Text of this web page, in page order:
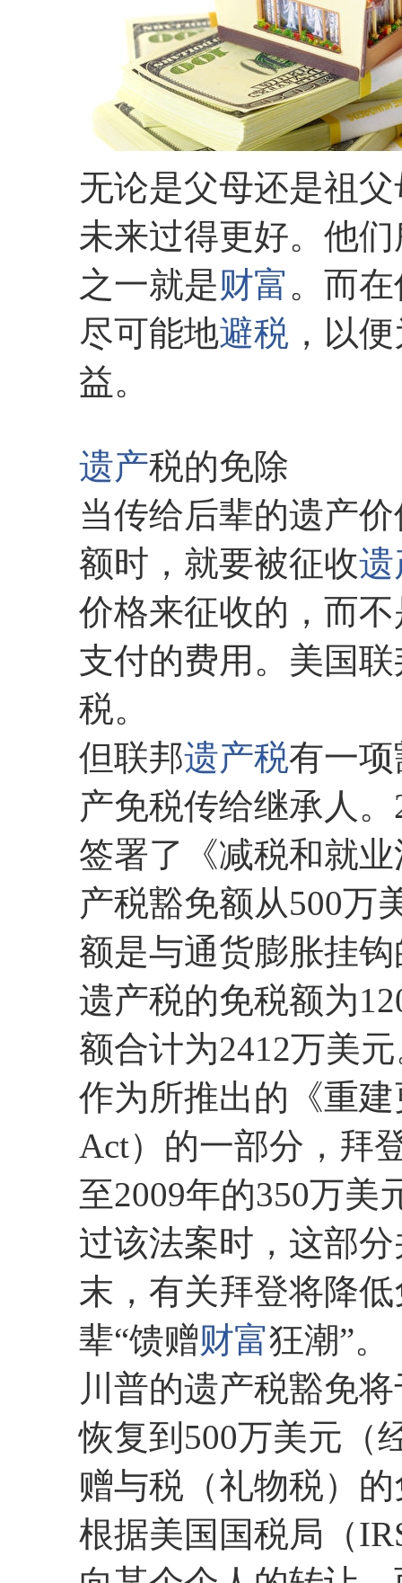
无论是父母还是祖
未来过得更好。他
之一就是财富 。而
尽可能地避税 ，以
益。
遗产税的免除
当传给后辈的遗产
额时，就要被征收遗
价格来征收的，而
支付的费用。美国
税。
但联邦遗产税有一
产免税传给继承人
签署了《减税和就
产税豁免额从500万
额是与通货膨胀挂
遗产税的免税额为
额合计为2412万美
作为所推出的《重
Act）的一部分，拜
至2009年的350万美
过该法案时，这部
末，有关拜登将降
辈“馈赠财富狂潮”。
川普的遗产税豁免
恢复到500万美元（
赠与税（礼物税）
根据美国国税局（